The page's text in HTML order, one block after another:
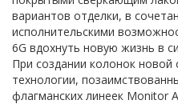
вариантов отделки, в
исполнительскими
6G вдохнуть новую жизнь в
При создании колонок новой
технологии,
флагманских линеек Monitor